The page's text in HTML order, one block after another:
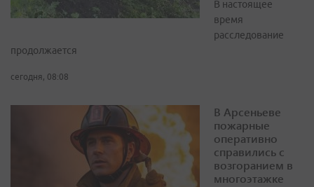
В настоящее
время
расследование
продолжается
сегодня, 08:08
В Арсеньеве
пожарные
оперативно
справились с
возгоранием в
многоэтажке